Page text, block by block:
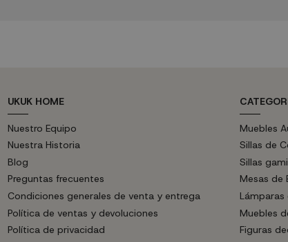
UKUK HOME
Nuestro Equipo
Nuestra Historia
Blog
Preguntas frecuentes
Condiciones generales de venta y entrega
Política de ventas y devoluciones
Política de privacidad
Muebles
Sillas de
Sillas
Mesas de
Muebles
Figuras